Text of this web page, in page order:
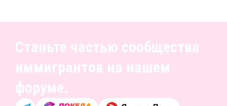
Станьте частью сообщества
иммигрантов на нашем
форуме.